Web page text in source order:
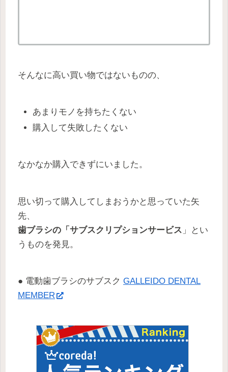
そんなに高い買い物ではないものの、
あまりモノを持ちたくない
購入して失敗したくない
なかなか購入できずにいました。
思い切って購入してしまおうかと思っていた矢
先、
歯ブラシの「サブスクリプションサービス 」とい
うものを発見。
● 電動歯ブラシのサブスク GALLEIDO DENTAL
MEMBER